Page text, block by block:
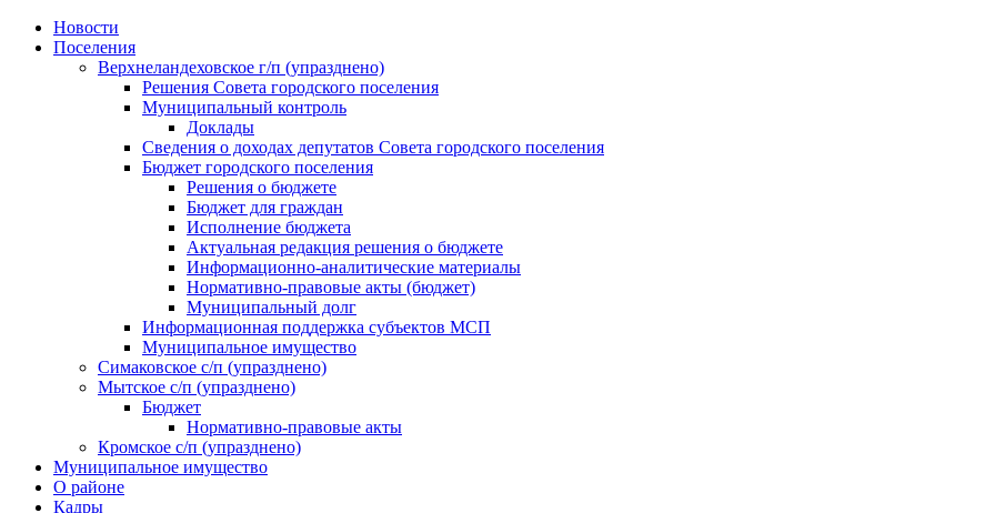
Skip
Новости
Поселения
Верхнеландеховское г/п (упразднено)
Решения Совета городского поселения
Муниципальный контроль
Доклады
Сведения о доходах депутатов Совета городского поселения
Бюджет городского поселения
Решения о бюджете
Бюджет для граждан
Исполнение бюджета
Актуальная редакция решения о бюджете
Информационно-аналитические материалы
Нормативно-правовые акты (бюджет)
Муниципальный долг
Информационная поддержка субъектов МСП
Муниципальное имущество
Симаковское с/п (упразднено)
Мытское с/п (упразднено)
Бюджет
Нормативно-правовые акты
Кромское с/п (упразднено)
Муниципальное имущество
О районе
Кадры